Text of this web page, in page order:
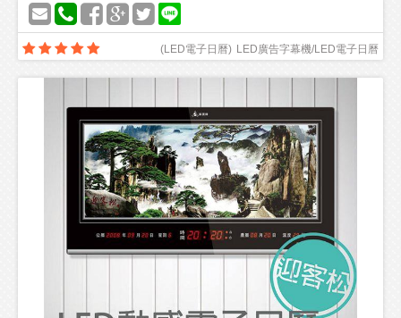
LED廣告字幕機/LED電子日曆
(LED電子日曆)